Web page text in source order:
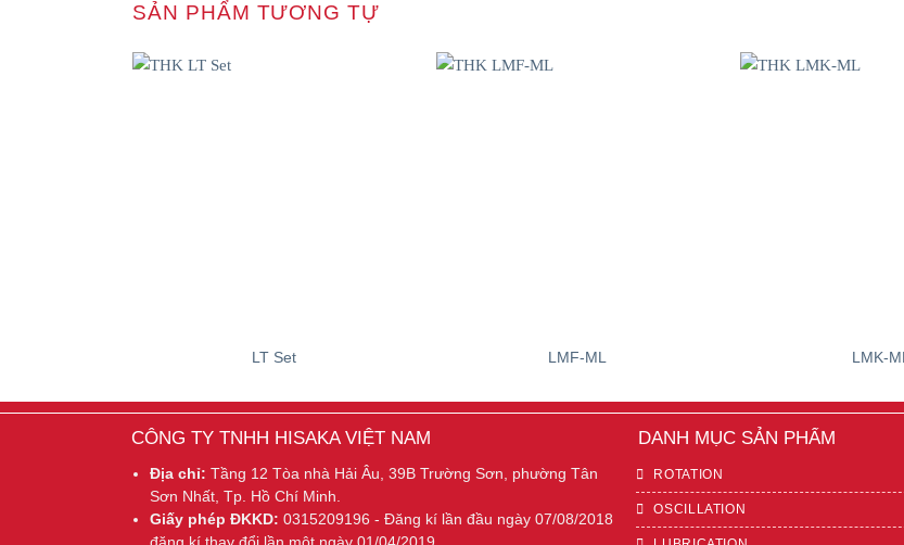
SẢN PHẨM TƯƠNG TỰ
LT Set LMF-ML LMK-ML
CÔNG TY TNHH HISAKA VIỆT NAM
Địa chỉ: Tầng 12 Tòa nhà Hải Âu, 39B Trường Sơn, phường Tân
Sơn Nhất, Tp. Hồ Chí Minh.
Giấy phép ĐKKD: 0315209196 - Đăng kí lần đầu ngày 07/08/2018
DANH MỤC SẢN PHẨM
ROTATION
OSCILLATION